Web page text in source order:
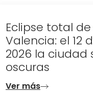
Dónde
San Juan en
Ver más